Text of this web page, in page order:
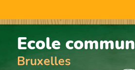
Ecole
Bruxelles